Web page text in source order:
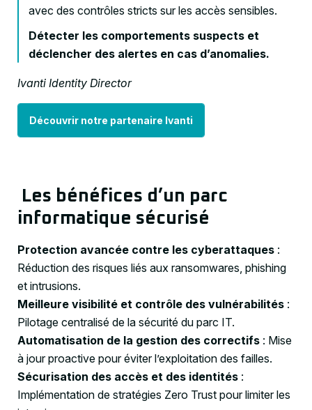
avec des contrôles stricts sur les accès sensibles.
Détecter les comportements suspects et
déclencher des alertes en cas d’anomalies.
Ivanti Identity Director
Découvrir notre partenaire Ivanti
Les bénéfices d’un parc
informatique sécurisé
Protection avancée contre les cyberattaques :
Réduction des risques liés aux ransomwares, phishing
et intrusions.
Meilleure visibilité et contrôle des vulnérabilités :
Pilotage centralisé de la sécurité du parc IT.
Automatisation de la gestion des correctifs : Mise
à jour proactive pour éviter l’exploitation des failles.
Sécurisation des accès et des identités :
Implémentation de stratégies Zero Trust pour limiter les